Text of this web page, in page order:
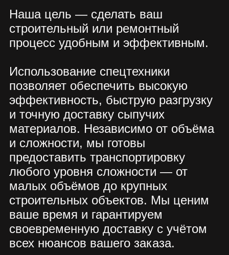
Нажимая на кнопку отправить
Вы соглашаетесь на обработку
Ваших персональных данных
компание ООО «Винстрой»
Имя
Телефон
+7
Заказать звонок